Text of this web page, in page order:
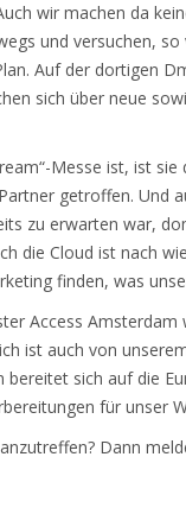
wir machen da
und versuchen,
Auf der dortigen
sich über neue
Messe ist, ist
getroffen. Und
zu erwarten war,
die Cloud ist nach
finden, was
Access
ist auch von
sich auf die
für unser
Dann